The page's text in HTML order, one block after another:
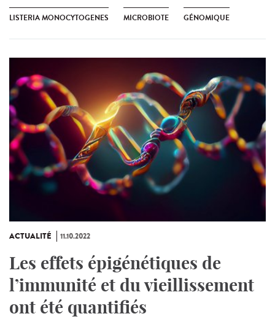
LISTERIA MONOCYTOGENES MICROBIOTE GÉNOMIQUE
ACTUALITÉ 11.10.2022
Les effets épigénétiques de
l’immunité et du vieillissement
ont été quantifiés